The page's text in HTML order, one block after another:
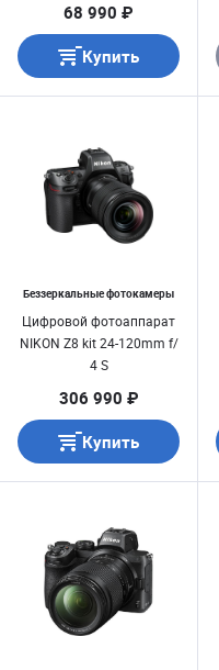
68 990 ₽
Купить
Беззеркальные фотокамеры
Цифровой фотоаппарат
NIKON Z8 kit 24-120mm f/
4 S
306 990 ₽
Купить